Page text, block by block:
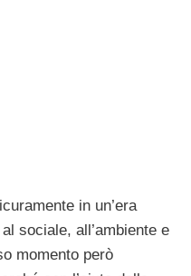
in un’era
sociale, all’ambiente e
momento però